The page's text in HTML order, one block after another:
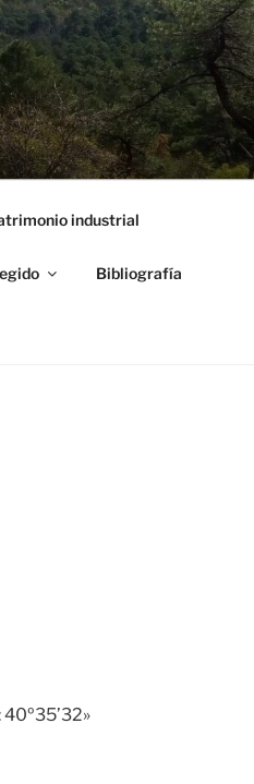
industrial
Bibliografía